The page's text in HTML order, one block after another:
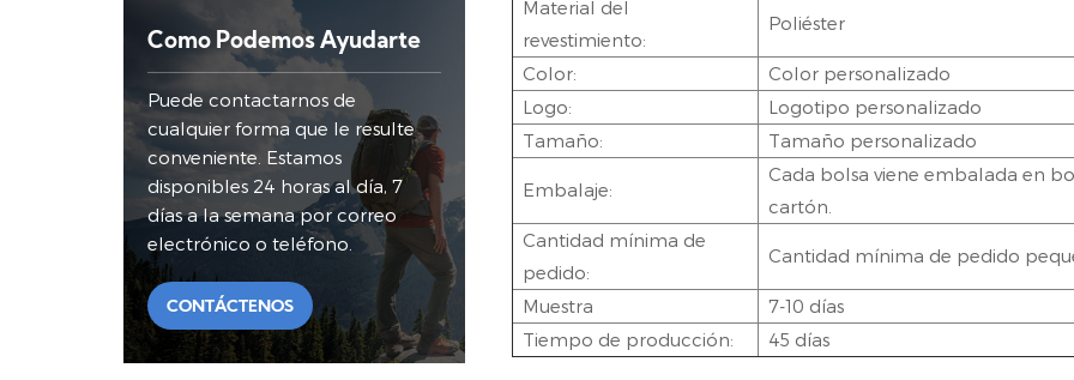
Como Podemos Ayudarte
Puede contactarnos de
cualquier forma que le resulte
conveniente. Estamos
disponibles 24 horas al día, 7
días a la semana por correo
electrónico o teléfono.
CONTÁCTENOS
Material del
revestimiento:
Poliéster
Color:
Color personalizado
Logo:
Logotipo personalizado
Tamaño:
Tamaño personalizado
Embalaje:
Cada bolsa viene embalada en
cartón.
Cantidad mínima de
pedido:
Cantidad mínima de pedido
Muestra
7-10 días
Tiempo de producción:
45 días